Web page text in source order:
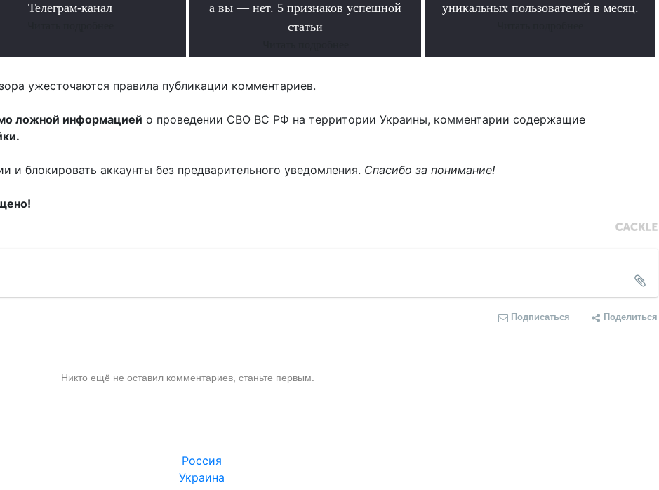
Телеграм-канал
а вы — нет. 5 признаков успешной
статьи
уникальных пользователей в месяц.
ужесточаются правила публикации комментариев.
ложной информацией о проведении СВО ВС РФ на территории Украины, комментарии содержащие
и блокировать аккаунты без предварительного уведомления. Спасибо за понимание!
Подписаться Поделиться
Никто ещё не оставил комментариев, станьте первым.
Россия
Украина